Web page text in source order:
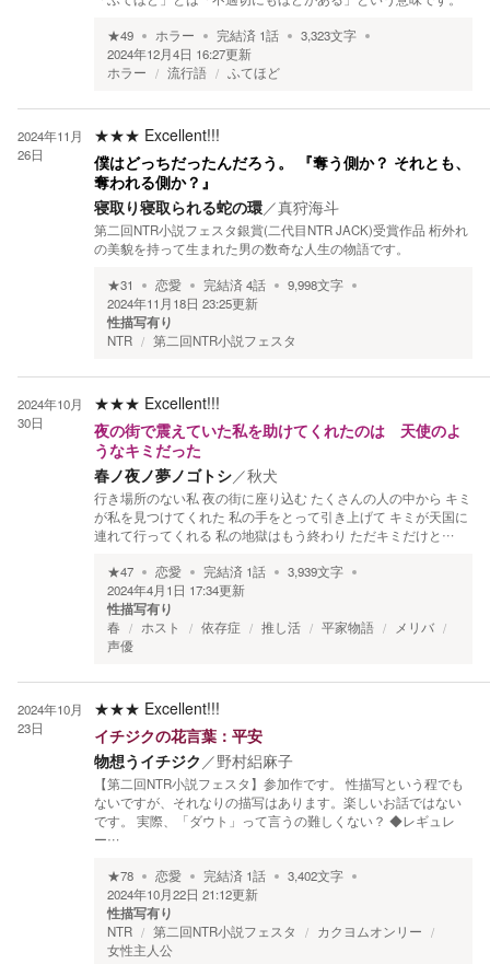
★49 ホラー 完結済 1話 3,323文字
2024年12月4日 16:27更新
ホラー
流行語 ふてほど
2024年11月
26日
★★★ Excellent!!!
僕はどっちだったんだろう。 『奪う側か？ それとも、
奪われる側か？』
寝取り寝取られる蛇の環／真狩海斗
第二回NTR小説フェスタ銀賞(二代目NTR JACK)受賞作品 桁外れ
の美貌を持って生まれた男の数奇な人生の物語です。
★31 恋愛 完結済4話 9,998文字
2024年11月18日 23:25更新
性描写有り
NTR 第二回NTR小説フェスタ
2024年10月
30日
★★★ Excellent!!!
夜の街で震えていた私を助けてくれたのは 天使のよ
うなキミだった
春ノ夜ノ夢ノゴトシ／秋犬
行き場所のない私 夜の街に座り込む たくさんの人の中から キミ
が私を見つけてくれた 私の手をとって引き上げて キミが天国に
連れて行ってくれる 私の地獄はもう終わり ただキミだけと…
★47 恋愛 完結済 1話 3,939文字
2024年4月1日 17:34更新
性描写有り
春 ホスト 依存症 推し活 平家物語
メリバ
声優
2024年10月
23日
★★★ Excellent!!!
イチジクの花言葉：平安
物想うイチジク ／野村絽麻子
【第二回NTR小説フェスタ】参加作です。 性描写という程でも
ないですが、それなりの描写はあります。楽しいお話ではない
です。 実際、「ダウト」って言うの難しくない？ ◆レギュレ
ー…
★78 恋愛 完結済 1話 3,402文字
2024年10月22日 21:12更新
性描写有り
NTR 第二回NTR小説フェスタ
カクヨムオンリー
女性主人公